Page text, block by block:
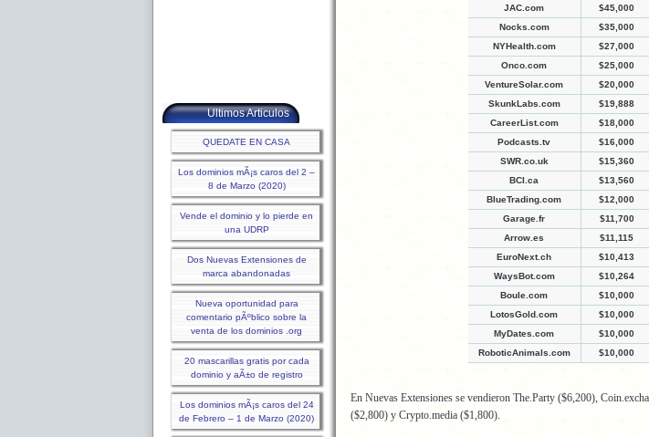
Ultimos Articulos
QUEDATE EN CASA
Los dominios mÃ¡s caros del 2 –
8 de Marzo (2020)
Vende el dominio y lo pierde en
una UDRP
Dos Nuevas Extensiones de
marca abandonadas
Nueva oportunidad para
comentario pÃºblico sobre la
venta de los dominios .org
20 mascarillas gratis por cada
dominio y aÃ±o de registro
Los dominios mÃ¡s caros del 24
de Febrero – 1 de Marzo (2020)
JAC.com
$45,000
Nocks.com
$35,000
NYHealth.com
$27,000
Onco.com
$25,000
VentureSolar.com
$20,000
SkunkLabs.com
$19,888
CareerList.com
$18,000
Podcasts.tv
$16,000
SWR.co.uk
$15,360
BCI.ca
$13,560
BlueTrading.com
$12,000
Garage.fr
$11,700
Arrow.es
$11,115
EuroNext.ch
$10,413
WaysBot.com
$10,264
Boule.com
$10,000
LotosGold.com
$10,000
MyDates.com
$10,000
RoboticAnimals.com
$10,000
En Nuevas Extensiones se vendieron The.Party ($6,200),
($2,800) y Crypto.media ($1,800).